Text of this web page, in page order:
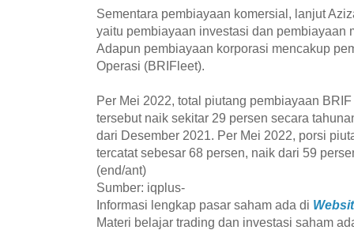
Sementara pembiayaan komersial, lanjut
yaitu pembiayaan investasi dan pembiayaan
Adapun pembiayaan korporasi mencakup
Operasi (BRIFleet).
Per Mei 2022, total piutang pembiayaan
tersebut naik sekitar 29 persen secara
dari Desember 2021. Per Mei 2022, porsi
tercatat sebesar 68 persen, naik dari 59
(end/ant)
Sumber: iqplus-
Informasi lengkap pasar saham ada di
Materi belajar trading dan investasi saham